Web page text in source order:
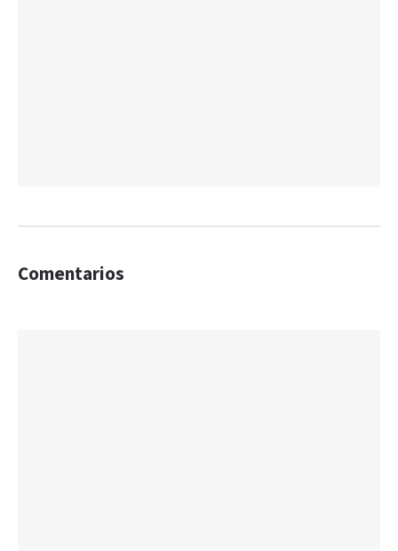
Comentarios